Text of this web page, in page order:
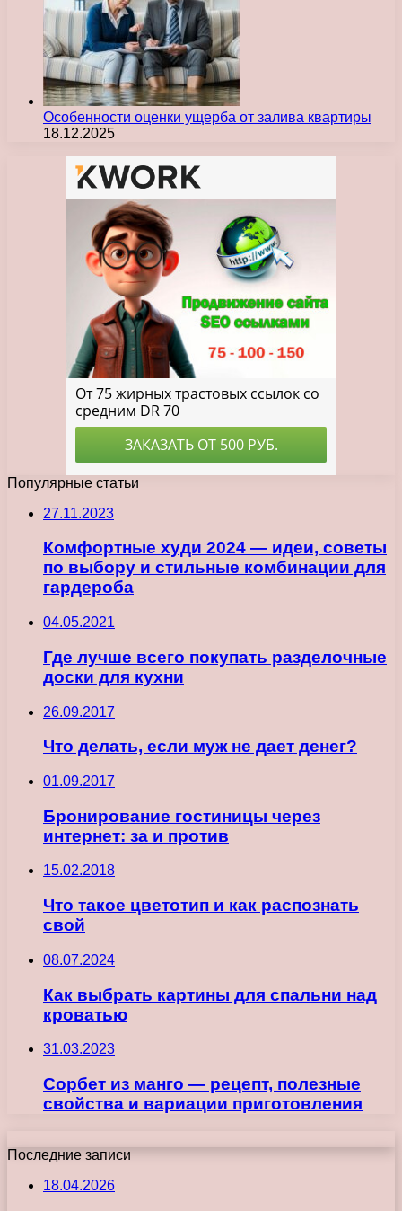
Особенности оценки ущерба от залива квартиры
18.12.2025
Популярные статьи
27.11.2023
Комфортные худи 2024 — идеи, советы
по выбору и стильные комбинации для
гардероба
04.05.2021
Где лучше всего покупать разделочные
доски для кухни
26.09.2017
Что делать, если муж не дает денег?
01.09.2017
Бронирование гостиницы через
интернет: за и против
15.02.2018
Что такое цветотип и как распознать
свой
08.07.2024
Как выбрать картины для спальни над
кроватью
31.03.2023
Сорбет из манго — рецепт, полезные
свойства и вариации приготовления
Последние записи
18.04.2026